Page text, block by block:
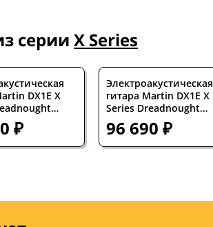
серии X Series
DX1E X
₽
Электроакустическая
гитара Martin DX1E X
Series Dreadnought
Figured Koa
96 690 ₽